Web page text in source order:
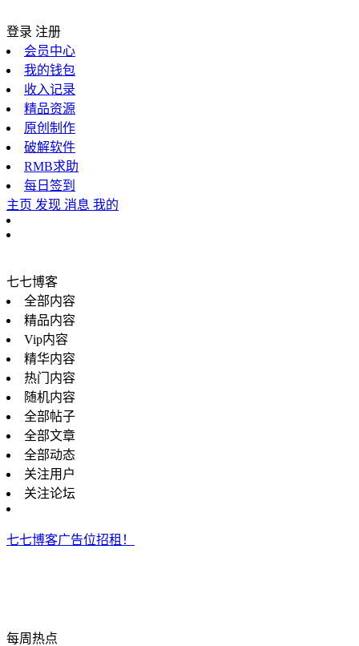
登录 注册
会员中心
我的钱包
收入记录
精品资源
原创制作
破解软件
RMB求助
每日签到
主页 发现 消息 我的
七七博客
全部内容
精品内容
Vip内容
精华内容
热门内容
随机内容
全部帖子
全部文章
全部动态
关注用户
关注论坛
七七博客广告位招租！
每周热点